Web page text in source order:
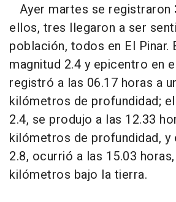
Ayer martes se registraron
ellos, tres llegaron a ser
población, todos en El Pinar.
magnitud 2.4 y epicentro en
registró a las 06.17 horas a
kilómetros de profundidad;
2.4, se produjo a las 12.33
kilómetros de profundidad, y
2.8, ocurrió a las 15.03
kilómetros bajo la tierra.